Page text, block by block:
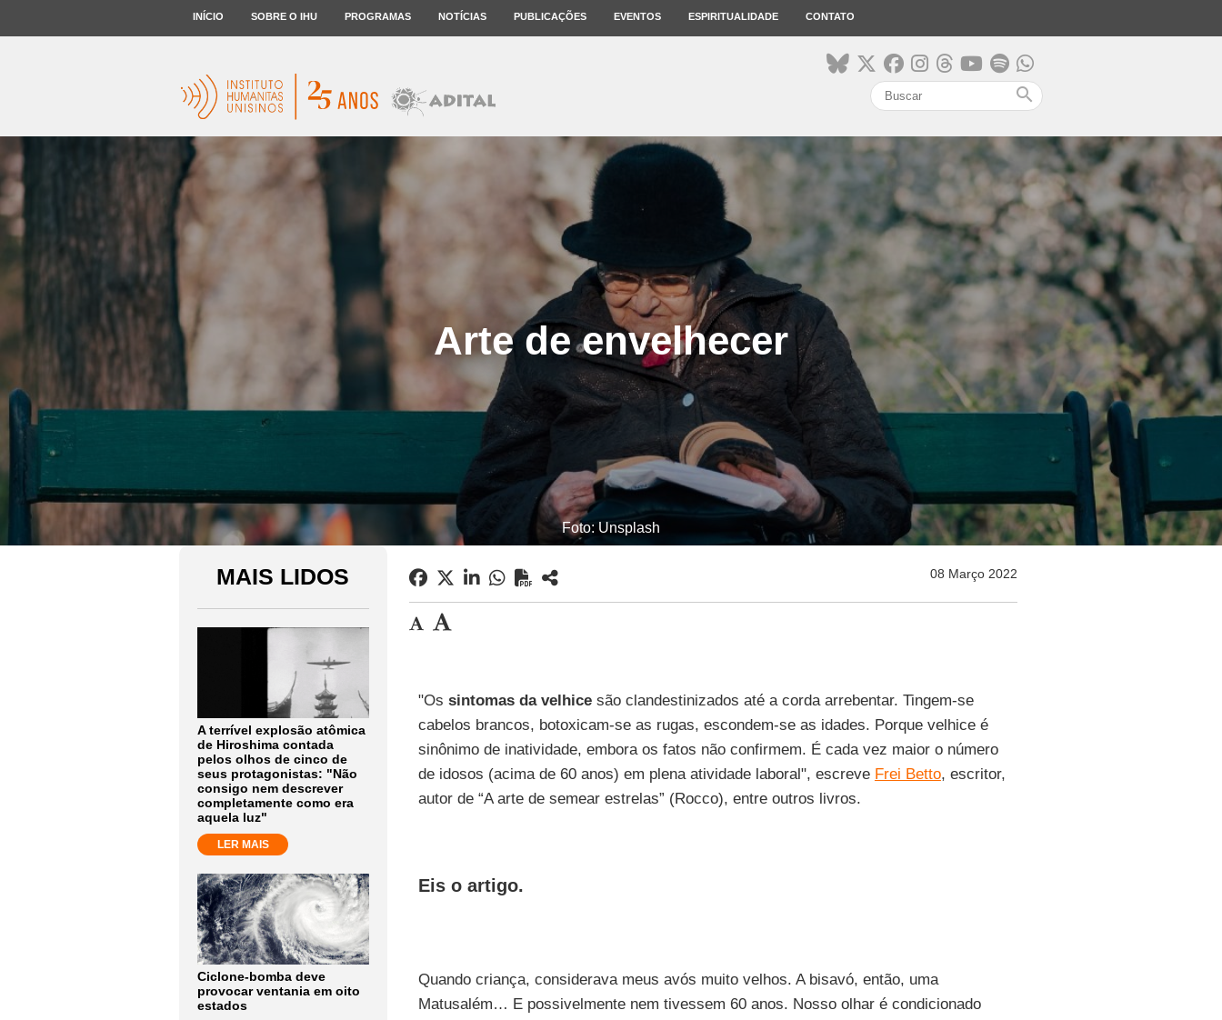
INÍCIO SOBRE O IHU PROGRAMAS NOTÍCIAS PUBLICAÇÕES EVENTOS ESPIRITUALIDADE CONTATO
search
Arte de envelhecer
Foto: Unsplash
MAIS LIDOS
A terrível explosão atômica
de Hiroshima contada
pelos olhos de cinco de
seus protagonistas: "Não
consigo nem descrever
completamente como era
aquela luz"
LER MAIS
Ciclone-bomba deve
provocar ventania em oito
estados
08 Março 2022
"Os sintomas da velhicesão clandestinizados até a corda arrebentar. Tingem-se
cabelos brancos, botoxicam-se as rugas, escondem-se as idades. Porque velhice é
sinônimo de inatividade, embora os fatos não confirmem. É cada vez maior o número
de idosos (acima de 60 anos) em plena atividade laboral", escreve Frei Betto, escritor,
autor de “A arte de semear estrelas” (Rocco), entre outros livros.
Eis o artigo.
Quando criança, considerava meus avós muito velhos. A bisavó, então, uma
Matusalém… E possivelmente nem tivessem 60 anos. Nosso olhar é condicionado